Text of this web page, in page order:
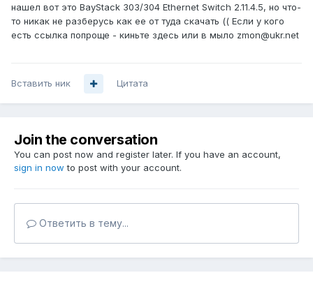
нашел вот это BayStack 303/304 Ethernet Switch 2.11.4.5, но что-
то никак не разберусь как ее от туда скачать (( Если у кого
есть ссылка попроще - киньте здесь или в мыло zmon@ukr.net
Вставить ник Цитата
Join the conversation
You can post now and register later. If you have an account,
sign in now to post with your account.
Ответить в тему...